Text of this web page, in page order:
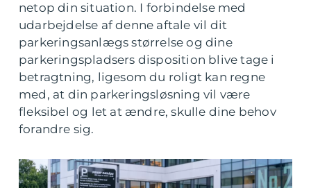
netop din situation. I forbindelse med
udarbejdelse af denne aftale vil dit
parkeringsanlægs størrelse og dine
parkeringspladsers disposition blive tage i
betragtning, ligesom du roligt kan regne
med, at din parkeringsløsning vil være
fleksibel og let at ændre, skulle dine behov
forandre sig.